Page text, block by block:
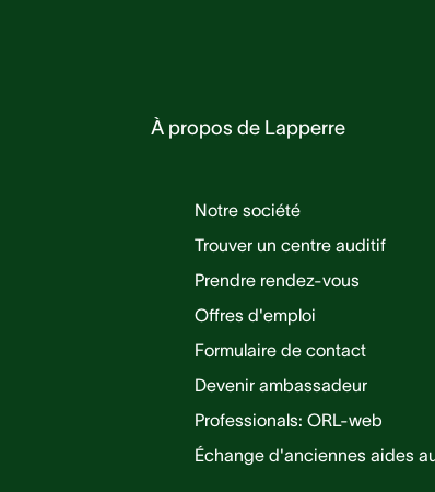
À propos de Lapperre
Notre société
Trouver un centre auditif
Prendre rendez-vous
Offres d'emploi
Formulaire de contact
Devenir ambassadeur
Professionals: ORL-web
Échange d'anciennes aides